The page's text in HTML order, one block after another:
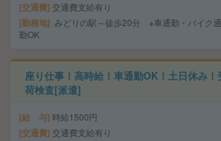
交通費 交通費支給有り
勤務地 みどりの駅～徒歩20分 ※車通勤・バイク通
勤OK
座り仕事！高時給！車通勤OK！土日休み！
荷検査[派遣]
給 与 時給1500円
交通費 交通費支給有り